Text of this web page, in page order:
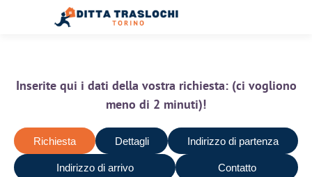
Inserite qui i dati della vostra richiesta: (ci vogliono
meno di 2 minuti)!
Richiesta Dettagli Indirizzo di partenza
Indirizzo di arrivo Contatto